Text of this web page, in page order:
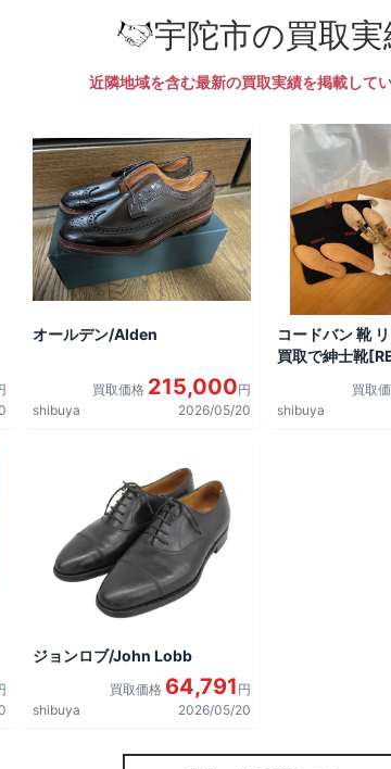
宇陀市の買取
近隣地域を含む最新の買取実績を掲載して
オールデン/Alden
買取価格 215,000円
shibuya
2026/05/20
コードバン 靴
買取で紳士靴
買取
shibuya
ジョンロブ/John Lobb
買取価格 64,791 円
shibuya
2026/05/20